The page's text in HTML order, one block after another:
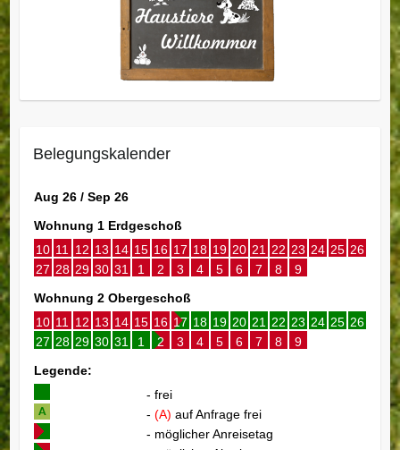
Belegungskalender
Aug 26 / Sep 26
Wohnung 1 Erdgeschoß
10 11 12 13 14 15 16 17 18 19 20 21 22 23 24 25 26
27 28 29 30 31 1 2 3 4 5 6 7 8
9
Wohnung 2 Obergeschoß
10 11 12 13 14 15 16 17 18 19 20 21 22 23 24 25 26
27 28 29 30 31 1 2 3 4 5 6 7 8
9
Legende:
- frei
-(A) auf Anfrage frei
- möglicher Anreisetag